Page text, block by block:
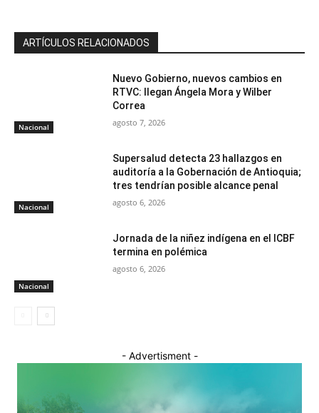
ARTÍCULOS RELACIONADOS
Nacional
Nuevo Gobierno, nuevos cambios en
RTVC: llegan Ángela Mora y Wilber
Correa
agosto 7, 2026
Nacional
Supersalud detecta 23 hallazgos en
auditoría a la Gobernación de Antioquia;
tres tendrían posible alcance penal
agosto 6, 2026
Nacional
Jornada de la niñez indígena en el ICBF
termina en polémica
agosto 6, 2026
- Advertisment -